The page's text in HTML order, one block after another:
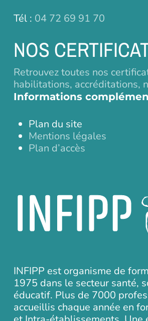
Tél : 04 72 69 91 70
NOS
Retrouvez toutes nos
habilitations, accréditations,
Informations
Plan du site
Mentions légales
Plan d’accès
INFIPP est organisme de
1975 dans le secteur santé,
éducatif. Plus de 7000
accueillis chaque année en